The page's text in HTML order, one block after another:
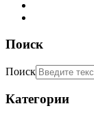
Поиск
Поиск
Категории